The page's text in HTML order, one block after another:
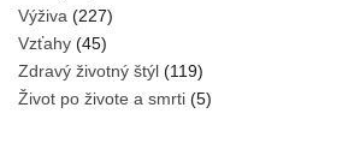
Výživa (227)
Vzťahy (45)
Zdravý životný štýl (119)
Život po živote a smrti (5)